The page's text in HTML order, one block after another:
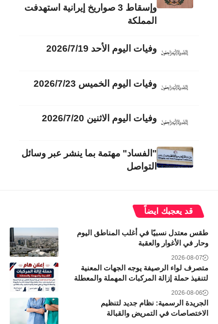
وإسقاط 3 صواريخ إيرانية استهدفت
المملكة
وفيات اليوم الأحد 2026/7/19
وفيات اليوم الخميس 2026/7/23
وفيات اليوم الاثنين 2026/7/20
"الفساد" مهتمة بما ينشر عبر وسائل
التواصل
قد يعجبك ايضاً
طقس معتدل نسبيًا في أغلب المناطق اليوم
وحار في الأغوار والعقبة
2026-08-07
متصرف لواء الرصيفة يوجه الجهات المعنية
لتنفيذ حملة إزالة المركبات المهملة والمعطلة
2026-08-06
الجريدة الرسمية: نظام جديد لتنظيم
الاختصاصات في التمريض والقبالة